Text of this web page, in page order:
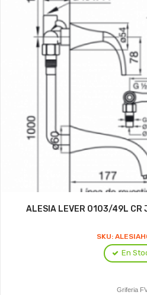
ALESIA LEVER 0103/49L CR
SKU:
En
Griferia